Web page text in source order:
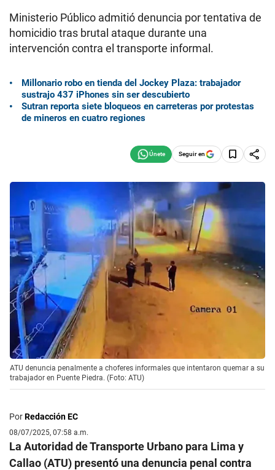
Ministerio Público admitió denuncia por tentativa de
homicidio tras brutal ataque durante una
intervención contra el transporte informal.
Millonario robo en tienda del Jockey Plaza: trabajador
sustrajo 437 iPhones sin ser descubierto
Sutran reporta siete bloqueos en carreteras por protestas
de mineros en cuatro regiones
Seguir en
ATU denuncia penalmente a choferes informales que intentaron quemar a su
trabajador en Puente Piedra. (Foto: ATU)
PorRedacción EC
08/07/2025, 07:58 a.m.
La Autoridad de Transporte Urbano para Lima y
Callao (ATU) presentó una denuncia penal contra